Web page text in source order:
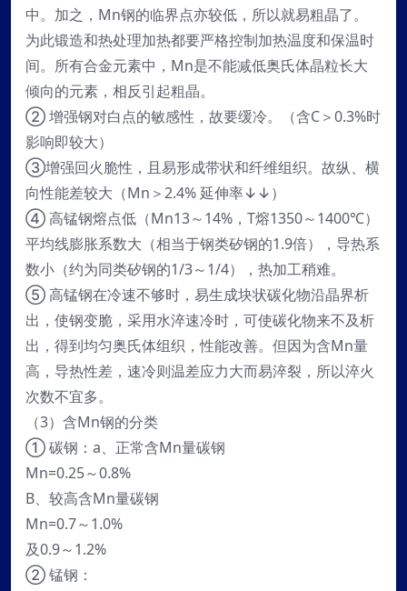
中。加之，Mn钢的临界点亦较低，所以就易粗晶了。
为此锻造和热处理加热都要严格控制加热温度和保温时
间。所有合金元素中，Mn是不能减低奥氏体晶粒长大
倾向的元素，相反引起粗晶。
② 增强钢对白点的敏感性，故要缓冷。（含C＞0.3%时
影响即较大）
③增强回火脆性，且易形成带状和纤维组织。故纵、横
向性能差较大（Mn＞2.4% 延伸率↓↓）
④ 高锰钢熔点低（Mn13～14%，T熔1350～1400℃）
平均线膨胀系数大（相当于钢类矽钢的1.9倍），导热系
数小（约为同类矽钢的1/3～1/4），热加工稍难。
⑤ 高锰钢在冷速不够时，易生成块状碳化物沿晶界析
出，使钢变脆，采用水淬速冷时，可使碳化物来不及析
出，得到均匀奥氏体组织，性能改善。但因为含Mn量
高，导热性差，速冷则温差应力大而易淬裂，所以淬火
次数不宜多。
（3）含Mn钢的分类
① 碳钢：a、正常含Mn量碳钢
Mn=0.25～0.8%
B、较高含Mn量碳钢
Mn=0.7～1.0%
及0.9～1.2%
② 锰钢：